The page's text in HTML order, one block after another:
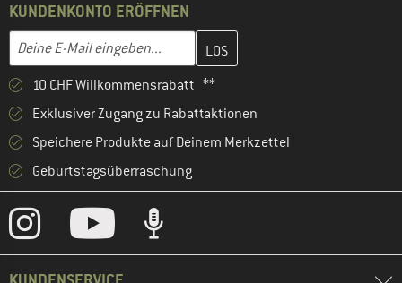
KUNDENKONTO ERÖFFNEN
E-Mail-Adresse
Gib hier deine E-Mail-Adresse ein und erstelle im nächsten
10 CHF Willkommensrabatt **
Exklusiver Zugang zu Rabattaktionen
Speichere Produkte auf Deinem Merkzettel
Geburtstagsüberraschung